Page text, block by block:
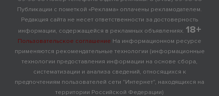
Публикации с пометкой «Реклама» оплачены рекламодателем.
Редакция сайта не несет ответственности за достоверность
информации, содержащейся в рекламных объявлениях. 18+
Пользовательское соглашение На информационном ресурсе
применяются рекомендательные технологии (информационные
технологии предоставления информации на основе сбора,
систематизации и анализа сведений, относящихся к
предпочтениям пользователей сети "Интернет", находящихся на
территории Российской Федерации)